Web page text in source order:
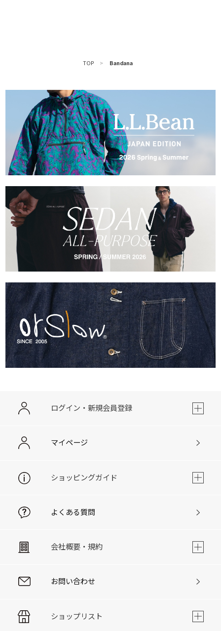
TOP > Bandana
ログイン・新規会員登録
マイページ
ショッピングガイド
よくある質問
会社概要・規約
お問い合わせ
ショップリスト